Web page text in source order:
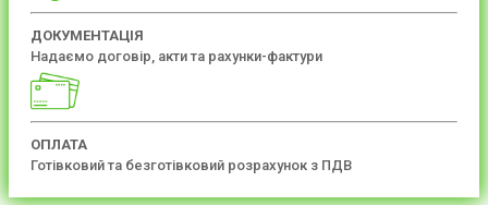
ДОКУМЕНТАЦІЯ
Надаємо договір, акти та рахунки-фактури
ОПЛАТА
Готівковий та безготівковий розрахунок з ПДВ